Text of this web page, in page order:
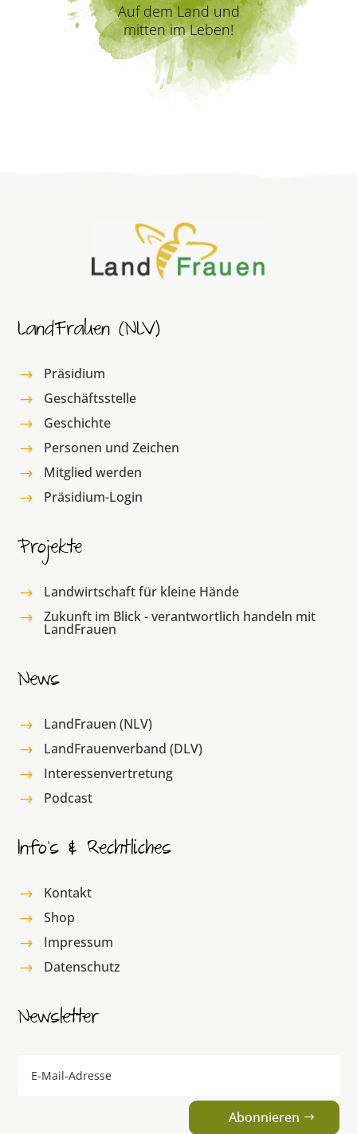
Auf dem Land und
mitten im Leben!
LandFrauen (NLV)
$ Präsidium
$ Geschäftsstelle
$ Geschichte
$ Personen und Zeichen
$ Mitglied werden
$ Präsidium-Login
Projekte
$ Landwirtschaft für kleine Hände
$ Zukunft im Blick - verantwortlich handeln mit
LandFrauen
News
$ LandFrauen (NLV)
$ LandFrauenverband (DLV)
$ Interessenvertretung
$ Podcast
Info’s & Rechtliches
$ Kontakt
$ Shop
$ Impressum
$ Datenschutz
Newsletter
Abonnieren